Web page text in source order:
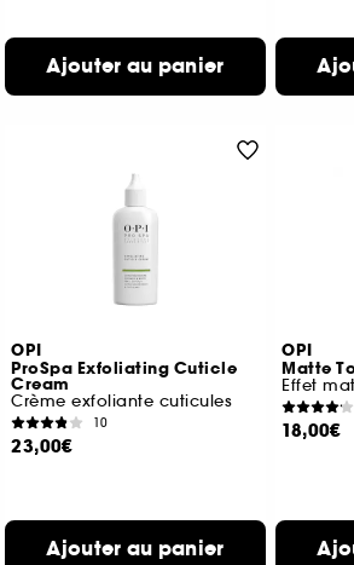
Ajouter au panier
OPI
ProSpa Exfoliating Cuticle
Cream
Crème exfoliante cuticules
10
23,00€
Ajouter au panier
OPI
Matte
18,00€